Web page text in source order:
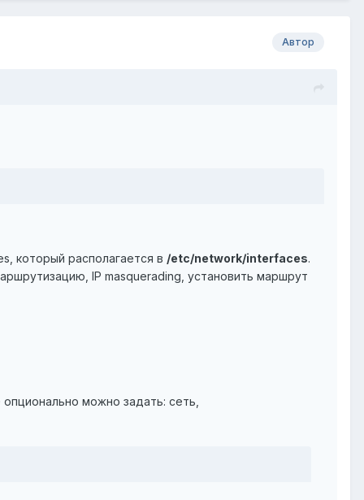
Автор
который располагается в /etc/network/interfaces.
IP masquerading, установить маршрут
можно задать: сеть,